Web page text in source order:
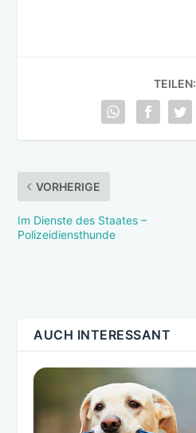
TEILEN:
VORHERIGE
Im Dienste des Staates –
Polizeidiensthunde
AUCH INTERESSANT